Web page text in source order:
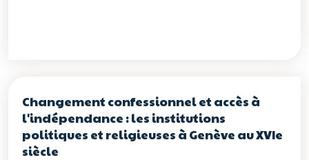
Changement confessionnel et accès à
l'indépendance : les institutions
politiques et religieuses à Genève au XVIe
siècle